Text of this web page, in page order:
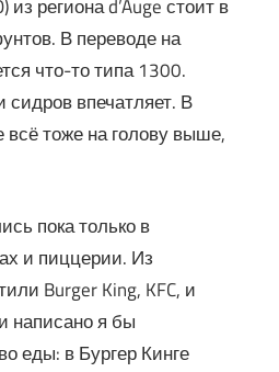
региона d’Auge стоит в
В переводе на
что-то типа 1300.
сидров впечатляет. В
тоже на голову выше,
пока только в
и пиццерии. Из
Burger King, KFC, и
написано я бы
еды: в Бургер Кинге